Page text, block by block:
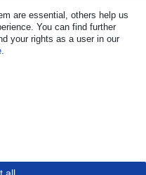
are essential, others help us
You can find further
your rights as a user in our
.
here Contact